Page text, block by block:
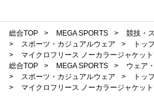
総合TOP > MEGA SPORTS >
競技・
>
スポーツ・カジュアルウェア > トッ
>
マイクロフリース ノーカラージャケッ
総合TOP
> MEGA SPORTS >
ウェア
>
スポーツ・カジュアルウェア > トッ
>
マイクロフリース ノーカラージャケッ